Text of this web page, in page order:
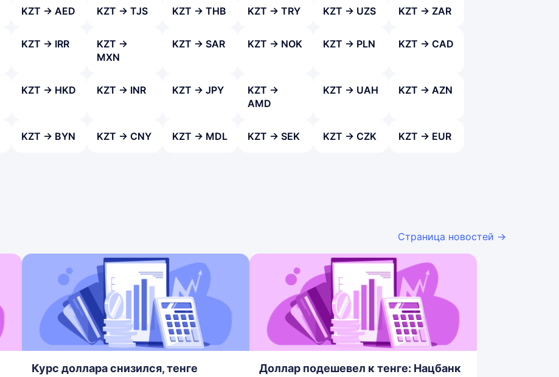
KZT → AED KZT → TJS KZT → THB KZT → TRY KZT → UZS KZT → ZAR
KZT → IRR
KZT →
MXN
KZT → SAR KZT → NOK KZT → PLN KZT → CAD
KZT → HKD KZT → INR KZT → JPY
KZT →
AMD
KZT → UAH KZT → AZN
KZT → BYN KZT → CNY KZT → MDL KZT → SEK KZT → CZK KZT → EUR
Страница новостей →
Курс доллара снизился, тенге
Доллар подешевел к тенге: Нацбанк